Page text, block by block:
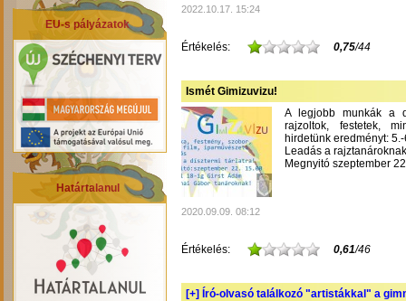
EU-s pályázatok
Határtalanul
2022.10.17. 15:24
Értékelés: 0,75/44
Ismét Gimizuvizu!
A legjobb munkák a
rajzoltok, festetek,
hirdetünk eredményt:
Leadás a
Megnyitó szeptember
2020.09.09. 08:12
Értékelés: 0,61/46
[+] Író-olvasó találkozó "artistákkal" a